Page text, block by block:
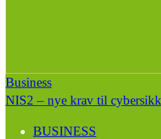
Business
NIS2 – nye krav til
BUSINESS